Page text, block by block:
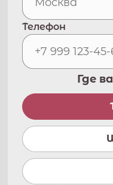
Телефон
Где